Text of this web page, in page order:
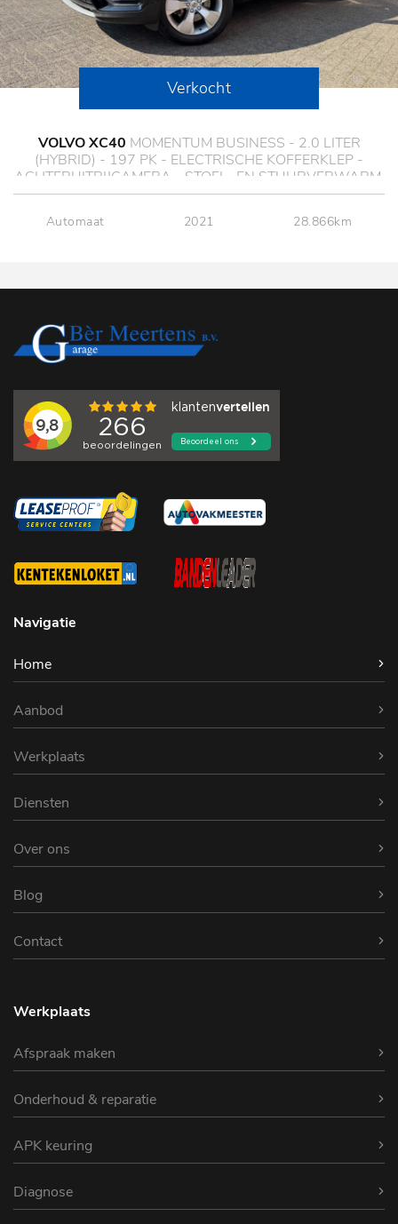
Verkocht
VOLVO XC40 MOMENTUM BUSINESS - 2.0 LITER
(HYBRID) - 197 PK - ELECTRISCHE KOFFERKLEP -
ACHTERUITRIJCAMERA - STOEL- EN STUURVERWARM.
Automaat 2021 28.866km
Navigatie
Home
Aanbod
Werkplaats
Diensten
Over ons
Blog
Contact
Werkplaats
Afspraak maken
Onderhoud & reparatie
APK keuring
Diagnose